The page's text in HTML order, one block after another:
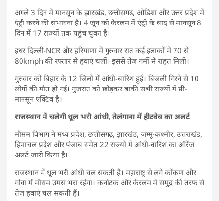
अगले 3 दिन में मानसून के झारखंड, छत्तीसगढ़, ओडिशा और उत्तर प्रदेश में
एंट्री करने की संभावना है। 4 जून को केरलम में एंट्री के बाद से मानसून 8
दिन में 17 राज्यों तक पहुंच चुका है।
इधर दिल्ली-NCR और हरियाणा में गुरुवार रात कई इलाकों में 70 से
80kmph की रफ्तार से हवाएं चलीं। इससे तेज गर्मी से राहत मिली।
गुरुवार को बिहार के 12 जिलों में आंधी-बारिश हुई। बिजली गिरने से 10
लोगों की मौत हो गई। गुजरात को छोड़कर बाकी सभी राज्यों में प्री-
मानसून एक्टिव है।
राजस्थान में चलेगी धूल भरी आंधी, तेलंगाना में हीटवेव का अलर्ट
मौसम विभाग ने मध्य प्रदेश, छत्तीसगढ़, झारखंड, जम्मू-कश्मीर, उत्तराखंड,
हिमाचल प्रदेश और पंजाब समेत 22 राज्यों में आंधी-बारिश का ऑरेंज
अलर्ट जारी किया है।
राजस्थान में धूल भरी आंधी चल सकती है। महाराष्ट्र से लगे कोंकण और
गोवा में मौसम उमस भरा रहेगा। कर्नाटक और केरलम में समुद्र की तरफ से
तेज हवाएं चल सकती हैं।